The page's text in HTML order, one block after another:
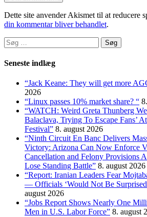
Dette site anvender Akismet til at reducere
din kommentar bliver behandlet.
Søg
efter:
Seneste indlæg
“Jack Keane: They will get more
2026
“Linux passes 10% market share? “
“WATCH: Weird Greta Thunberg
Balaclava, Trying To Escape Fans’
Festival” 8. august 2026
“Ninth Circuit En Banc Delivers
Victory: Arizona Can Now Enforce
Cancellation and Felony Provisions
Lose Standing Battle” 8. august 2026
“Report: Iranian Leaders Fear
— Officials ‘Would Not Be
august 2026
“Jobs Report Shows Nearly One
Men in U.S. Labor Force” 8. august